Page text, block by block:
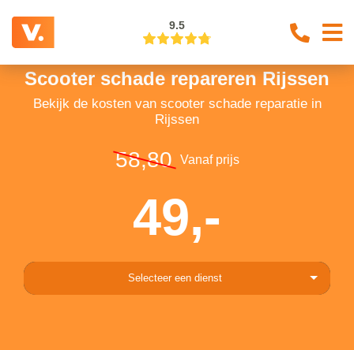
9.5
Scooter schade repareren Rijssen
Bekijk de kosten van scooter schade reparatie in
Rijssen
58,80 Vanaf prijs
49,-
Selecteer een dienst